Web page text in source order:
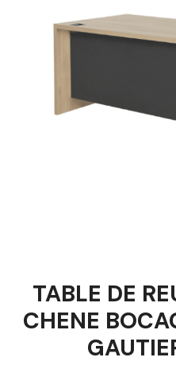
TABLE DE
CHENE